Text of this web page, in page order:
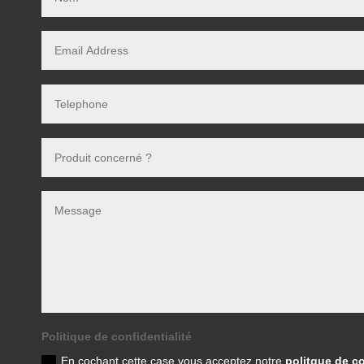
Politique de confidentialité
En cochant cette case vous acceptez notre politque de